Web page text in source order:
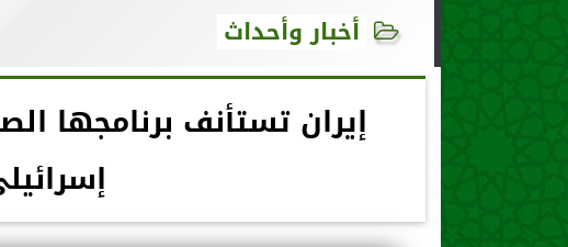
أخبار وأحداث
إيران تستأنف برنامجها